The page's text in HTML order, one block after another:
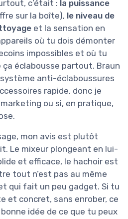
c’était : la puissance
sur la boîte), le niveau de
et la sensation en
où tu dois démonter
impossibles et où tu
éclabousse partout. Braun
anti-éclaboussures
rapide, donc je
ou si, en pratique,
mon avis est plutôt
Le mixeur plongeant en lui-
et efficace, le hachoir est
tout n’est pas au même
qui fait un peu gadget. Si tu
et concret, sans enrober, ce
idée de ce que tu peux